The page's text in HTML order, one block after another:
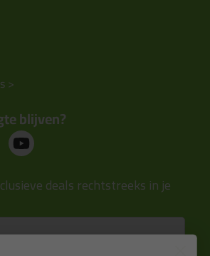
>
blijven?
deals rechtstreeks in je